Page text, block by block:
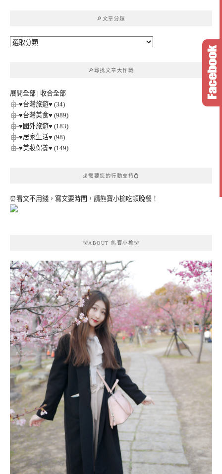
🔎文章分類
🔎
🔎尋找文章大作戰
展開全部 | 收合全部
♥台灣旅遊♥ (34)
♥台灣美食♥ (989)
♥國外旅遊♥ (183)
♥居家生活♥ (98)
♥美妝保養♥ (149)
💰需要您的行動支持💍
⏰看文不用錢，寫文要時間，請熊寶小榆吃頓晚餐！
🐻ABOUT 熊寶小榆🐻